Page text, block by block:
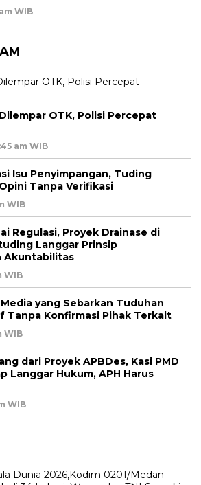
WIB
OTK, Polisi Percepat
am WIB
Isu Penyimpangan, Tuding
Tanpa Verifikasi
WIB
Regulasi, Proyek Drainase di
Langgar Prinsip
Akuntabilitas
WIB
yang Sebarkan Tuduhan
Tanpa Konfirmasi Pihak Terkait
WIB
dari Proyek APBDes, Kasi PMD
Langgar Hukum, APH Harus
WIB